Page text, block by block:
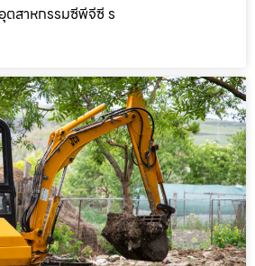
ตสาหกรรมซีพีจีซี ร